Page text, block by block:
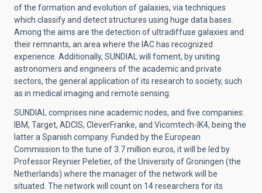
of the formation and evolution of galaxies, via techniques
which classify and detect structures using huge data bases.
Among the aims are the detection of ultradiffuse galaxies and
their remnants, an area where the IAC has recognized
experience. Additionally, SUNDIAL will foment, by uniting
astronomers and engineers of the academic and private
sectors, the general application of its research to society, such
as in medical imaging and remote sensing.
SUNDIAL comprises nine academic nodes, and five companies:
IBM, Target, ADCIS, CleverFranke, and Vicomtech-IK4, being the
latter a Spanish company. Funded by the European
Commission to the tune of 3.7 million euros, it will be led by
Professor Reynier Peletier, of the University of Groningen (the
Netherlands) where the manager of the network will be
situated. The network will count on 14 researchers for its